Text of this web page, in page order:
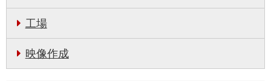
工場
映像作成